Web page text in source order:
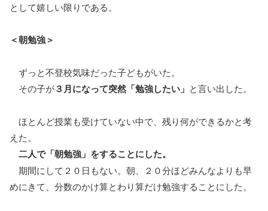
として嬉しい限りである。
＜朝勉強＞
ずっと不登校気味だった子どもがいた。
その子が３月になって突然「勉強したい」 と言い出した。
ほとんど授業も受けていない中で、残り何ができるかと考
えた。
二人で「朝勉強」をすることにした。
期間にして２０日もない。朝、２０分ほどみんなよりも早
めにきて、分数のかけ算とわり算だけ勉強することにした。